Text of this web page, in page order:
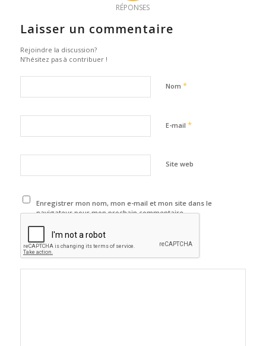
RÉPONSES
Laisser un commentaire
Rejoindre la discussion?
N’hésitez pas à contribuer !
Nom *
E-mail *
Site web
Enregistrer mon nom, mon e-mail et mon site dans le
navigateur pour mon prochain commentaire.